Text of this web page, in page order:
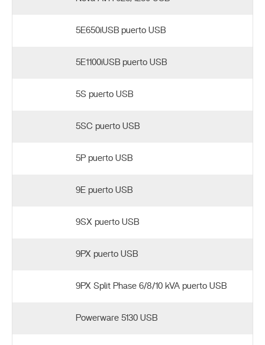
5E650iUSB puerto USB
5E1100iUSB puerto USB
5S puerto USB
5SC puerto USB
5P puerto USB
9E puerto USB
9SX puerto USB
9PX puerto USB
9PX Split Phase 6/8/10 kVA puerto USB
Powerware 5130 USB